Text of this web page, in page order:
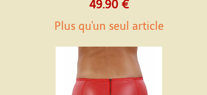
49.90 €
Plus qu'un seul article